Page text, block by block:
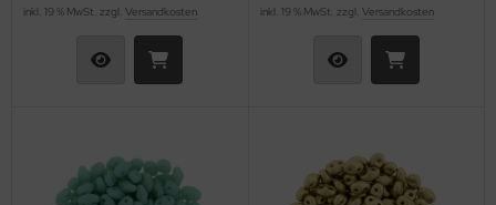
inkl. 19 % MwSt. zzgl. Versandkosten
inkl. 19 % MwSt. zzgl. Versandkosten